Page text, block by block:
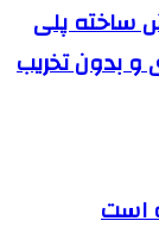
ساخته پلی
و بدون تخریب
است